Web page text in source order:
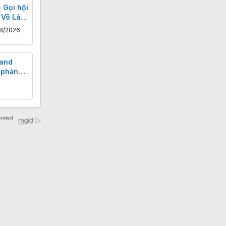
Gọi hội
Lâm
2026